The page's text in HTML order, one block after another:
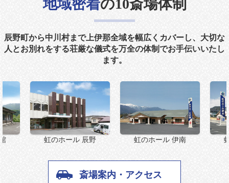
地域密着の10斎場体制
辰野町から中川村まで上伊那全域を幅広くカバーし、大切な
人とお別れをする荘厳な儀式を万全の体制でお手伝いいたし
ます。
虹のホール 辰野 虹のホール 伊南
斎場案内・アクセス